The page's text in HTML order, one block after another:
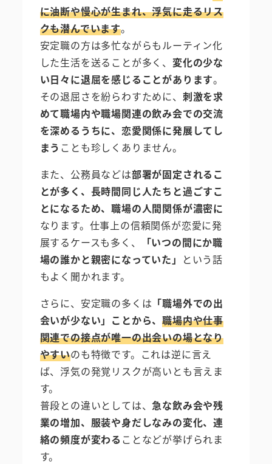
に油断や慢心が生まれ、浮気に走るリス
クも潜んでいます。
安定職の方は多忙ながらもルーティン化
した生活を送ることが多く、 変化の少な
い日々に退屈を感じることがあります。
その退屈さを紛らわすために、 刺激を求
めて職場内や職場関連の飲み会での交流
を深めるうちに、恋愛関係に発展してし
まう ことも珍しくありません。
また、公務員などは部署が固定されるこ
とが多く、長時間同じ人たちと過ごすこ
とになるため、職場の人間関係が濃密に
なります。仕事上の信頼関係が恋愛に発
展するケースも多く、
「いつの間にか職
場の誰かと親密になっていた」 という話
もよく聞かれます。
さらに、安定職の多くは 「職場外での出
会いが少ない」ことから、職場内や仕事
関連での接点が唯一の出会いの場となり
やすいのも特徴です。これは逆に言え
ば、浮気の発覚リスクが高いとも言えま
す。
普段との違いとしては、急な飲み会や残
業の増加、服装や身だしなみの変化、連
絡の頻度が変わる ことなどが挙げられま
す。